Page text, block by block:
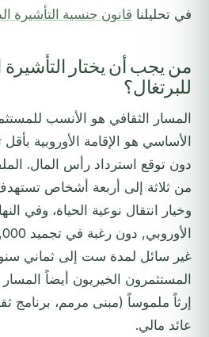
في تحليلنا قانون جنسية التأشيرة
من يجب أن يختار التأشيرة
للبرتغال؟
المسار الثقافي هو الأنسب
الأساسي هو الإقامة الأوروبية
دون توقع استرداد رأس المال.
من ثلاثة إلى أربعة أشخاص
وخيار انتقال نوعية الحياة، وفي
غير سائل لمدة ست إلى ثماني
المستثمرون الخيريون أيضاً المسار
إرثاً ملموساً (مبنى مرمم، برنامج
عائد مالي.